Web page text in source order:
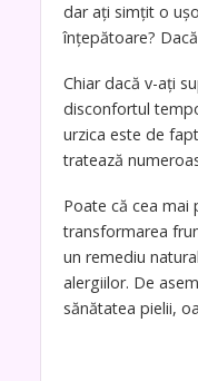
dar ați simțit o
înțepătoare?
Chiar dacă v-ați
disconfortul
urzica este de
tratează
Poate că cea mai
transformarea
un remediu
alergiilor. De
sănătatea pielii,